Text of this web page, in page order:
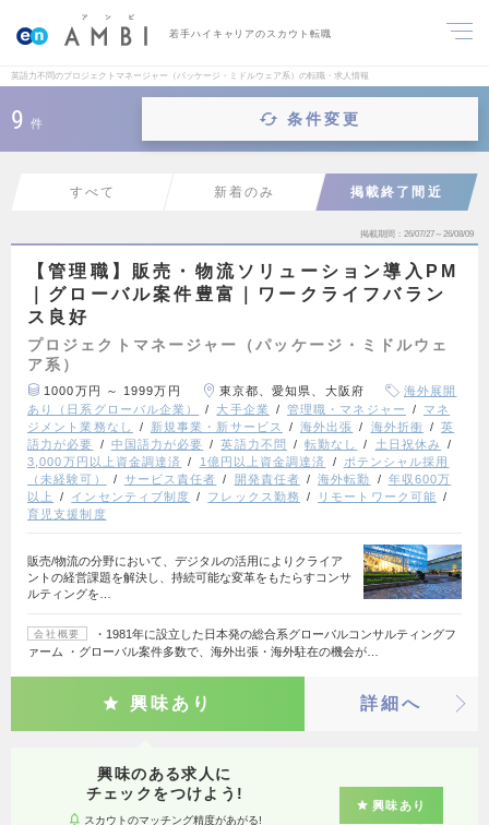
若手ハイキャリアのスカウト転職
英語力不問のプロジェクトマネージャー（パッケージ・ミドルウェア系）の転職・求人情報
9 件 条件変更
すべて 新着のみ 掲載終了間近
掲載期間 26/07/27～26/08/09
【管理職】販売・物流ソリューション導入PM
｜グローバル案件豊富｜ワークライフバラン
ス良好
プロジェクトマネージャー（パッケージ・ミドルウェ
ア系）
1000万円 ～ 1999万円 東京都、愛知県、大阪府
海外展開
あり（日系グローバル企業）
大手企業 管理職・マネジャー
マネ
ジメント業務なし
新規事業・新サービス 海外出張 海外折衝
英
語力が必要
中国語力が必要 英語力不問 転勤なし
土日祝休み
3,000万円以上資金調達済
1億円以上資金調達済
ポテンシャル採用
（未経験可）
サービス責任者 開発責任者 海外転勤
年収600万
以上
インセンティブ制度 フレックス勤務
リモートワーク可能
育児支援制度
販売/物流の分野において、デジタルの活用によりクライア
ントの経営課題を解決し、持続可能な変革をもたらすコンサ
ルティングを…
会社概要
・1981年に設立した日本発の総合系グローバルコンサルティングフ
ァーム ・グローバル案件多数で、海外出張・海外駐在の機会が…
興味あり 詳細へ
興味のある求人に
チェックをつけよう!
スカウトのマッチング精度があがる!
興味あり